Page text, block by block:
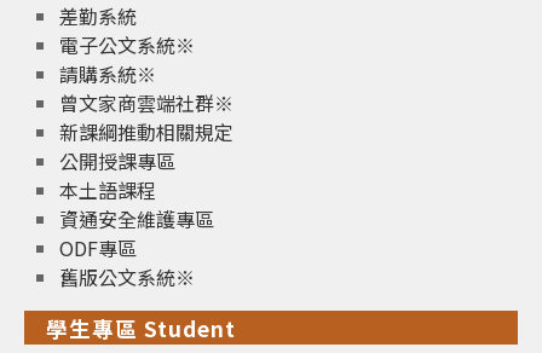
差勤系統
電子公文系統※
請購系統※
曾文家商雲端社群※
新課綱推動相關規定
公開授課專區
本土語課程
資通安全維護專區
ODF專區
舊版公文系統※
學生專區 Student